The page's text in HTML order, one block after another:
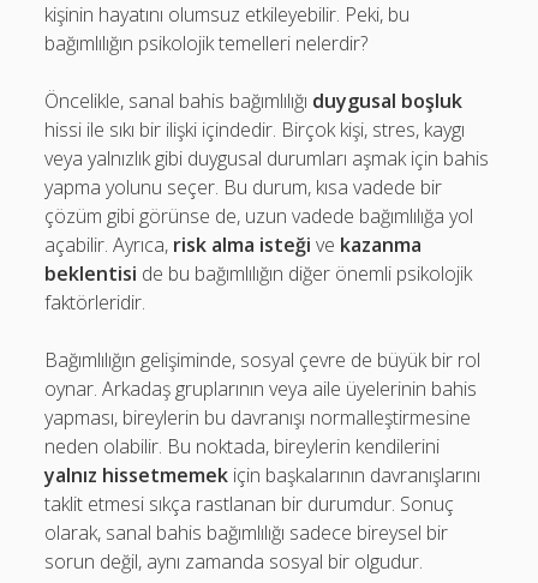
kişinin hayatını olumsuz etkileyebilir. Peki, bu
bağımlılığın psikolojik temelleri nelerdir?
Öncelikle, sanal bahis bağımlılığı duygusal boşluk
hissi ile sıkı bir ilişki içindedir. Birçok kişi, stres, kaygı
veya yalnızlık gibi duygusal durumları aşmak için bahis
yapma yolunu seçer. Bu durum, kısa vadede bir
çözüm gibi görünse de, uzun vadede bağımlılığa yol
açabilir. Ayrıca, risk alma isteği ve kazanma
beklentisi de bu bağımlılığın diğer önemli psikolojik
faktörleridir.
Bağımlılığın gelişiminde, sosyal çevre de büyük bir rol
oynar. Arkadaş gruplarının veya aile üyelerinin bahis
yapması, bireylerin bu davranışı normalleştirmesine
neden olabilir. Bu noktada, bireylerin kendilerini
yalnız hissetmemek için başkalarının davranışlarını
taklit etmesi sıkça rastlanan bir durumdur. Sonuç
olarak, sanal bahis bağımlılığı sadece bireysel bir
sorun değil, aynı zamanda sosyal bir olgudur.